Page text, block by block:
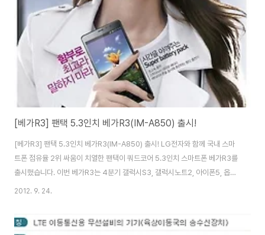
[베가R3] 팬택 5.3인치 베가R3(IM-A850) 출시!
[베가R3] 팬택 5.3인치 베가R3(IM-A850) 출시! LG전자와 함께 국내 스마
트폰 점유율 2위 싸움이 치열한 팬택이 쿼드코어 5.3인치 스마트폰 베가R3를
출시했습니다. 이번 베가R3는 4분기 갤럭시S3, 갤럭시노트2, 아이폰5, 옵티
머스G와의 경쟁이 불가피한데요. 사실 베가R3는 다양한 방법으로 언론과 매
유플러스, SK텔레콤으로 출시할 모델들을 차례로 전파인증을 받으면서 출시
사실이 알려졌는데요. 특히 베가R3라는 제품명은 LG유플러스의 홍보 포스터
2012. 9. 24.